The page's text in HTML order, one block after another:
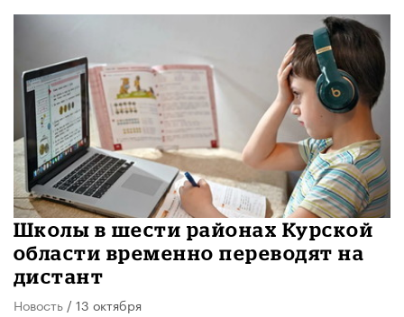
Школы в шести районах Курской
области временно переводят на
дистант
Новость / 13 октября